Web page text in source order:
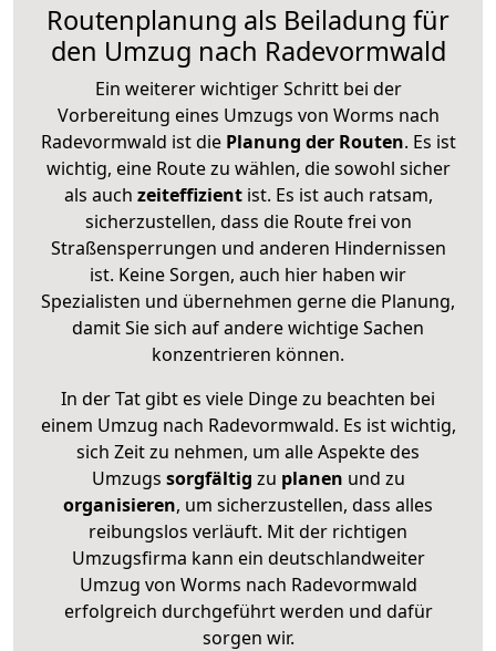
Routenplanung als Beiladung für
den Umzug nach Radevormwald
Ein weiterer wichtiger Schritt bei der
Vorbereitung eines Umzugs von Worms nach
Radevormwald ist diePlanung der Routen. Es ist
wichtig, eine Route zu wählen, die sowohl sicher
als auch zeiteffizientist. Es ist auch ratsam,
sicherzustellen, dass die Route frei von
Straßensperrungen und anderen Hindernissen
ist. Keine Sorgen, auch hier haben wir
Spezialisten und übernehmen gerne die Planung,
damit Sie sich auf andere wichtige Sachen
konzentrieren können.
In der Tat gibt es viele Dinge zu beachten bei
einem Umzug nach Radevormwald. Es ist wichtig,
sich Zeit zu nehmen, um alle Aspekte des
Umzugs sorgfältig zu planen und zu
organisieren, um sicherzustellen, dass alles
reibungslos verläuft. Mit der richtigen
Umzugsfirma kann ein deutschlandweiter
Umzug von Worms nach Radevormwald
erfolgreich durchgeführt werden und dafür
sorgen wir.